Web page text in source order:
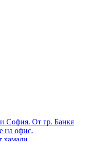
София. От гр. Банкя
на офис.
хамали